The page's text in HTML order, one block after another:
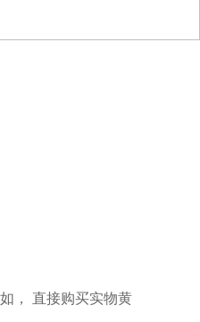
， 直接购买实物黄